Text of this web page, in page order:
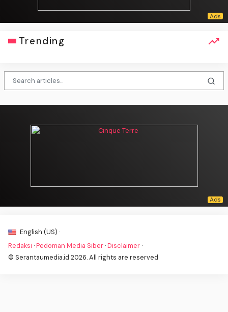
Trending
English (US) ·
Redaksi ·Pedoman Media Siber ·Disclaimer ·
© Serantaumedia.id 2026. All rights are reserved